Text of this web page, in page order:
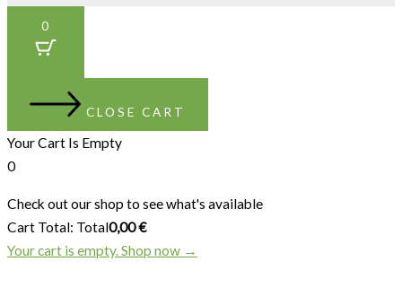
0
CLOSE CART
Your Cart Is Empty
0
Check out our shop to see what's available
Cart Total: Total0,00€
Your cart is empty. Shop now →